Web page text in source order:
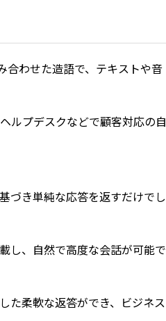
わせた造語で、テキストや音
ルプデスクなどで顧客対応の自
づき単純な応答を返すだけでし
し、自然で高度な会話が可能で
た柔軟な返答ができ、ビジネス